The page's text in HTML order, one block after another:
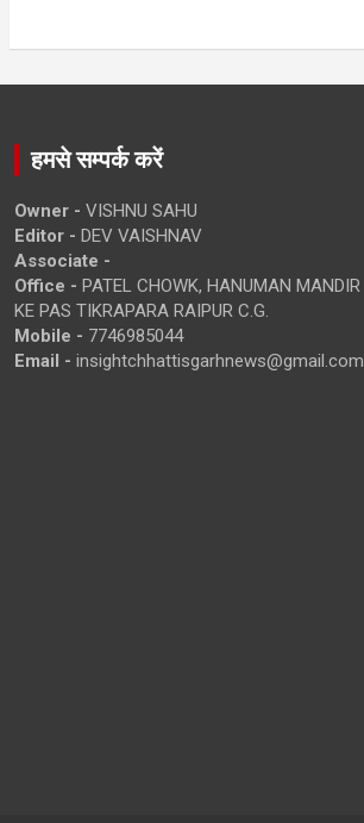
हमसे सम्पर्क करें
Owner - VISHNU SAHU
Editor - DEV VAISHNAV
Associate -
Office - PATEL CHOWK, HANUMAN MANDIR
KE PAS TIKRAPARA RAIPUR C.G.
Mobile - 7746985044
Email - insightchhattisgarhnews@gmail.com